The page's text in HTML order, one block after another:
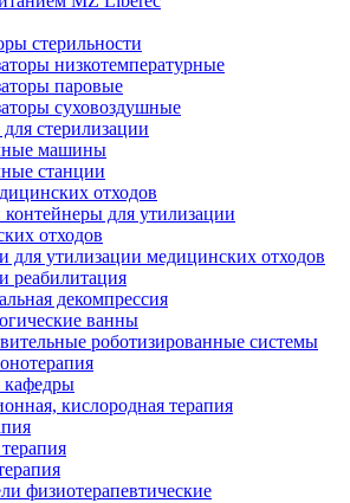
стерильности
низкотемпературные
паровые
суховоздушные
стерилизации
машины
станции
отходов
для утилизации
отходов
для утилизации медицинских отходов
реабилитация
декомпрессия
ванны
роботизированные системы
кислородная терапия
физиотерапевтические